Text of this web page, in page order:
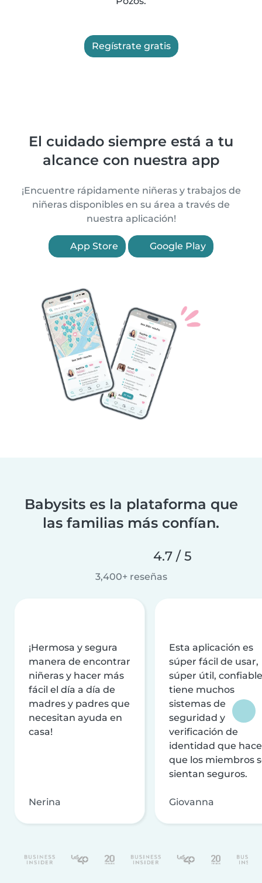
Regístrate gratis
El cuidado siempre está a tu
alcance con nuestra app
¡Encuentre rápidamente niñeras y trabajos de
niñeras disponibles en su área a través de
nuestra aplicación!
App Store Google Play
Babysits es la plataforma que
las familias más confían.
4.7 / 5
3,400+ reseñas
¡Hermosa y segura
manera de encontrar
niñeras y hacer más
fácil el día a día de
madres y padres que
necesitan ayuda en
casa!
Nerina
Esta aplicación es
súper fácil de usar,
súper útil,
tiene muchos
sistemas de
seguridad y
verificación de
identidad que
que los miembros
sientan seguros.
Giovanna